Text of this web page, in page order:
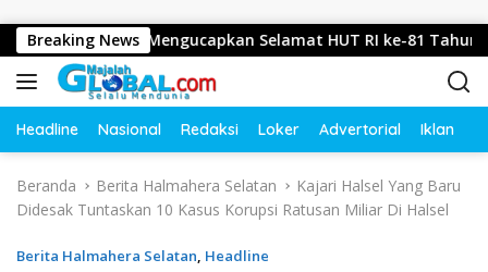
Breaking News
Mengucapkan Selamat HUT RI ke-81 Tahun 2026
Headline Nasional Redaksi Loker Advertorial Iklan
Beranda Berita Halmahera Selatan
Kajari Halsel Yang Baru
Didesak Tuntaskan 10 Kasus Korupsi Ratusan Miliar Di Halsel
Berita Halmahera Selatan, Headline